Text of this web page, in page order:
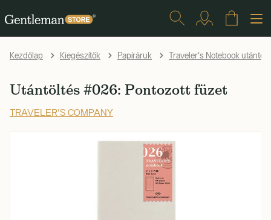
Kezdőlap Kiegészítők Papíráruk Traveler's Notebook
Utántöltés #026: Pontozott füzet
TRAVELER'S COMPANY